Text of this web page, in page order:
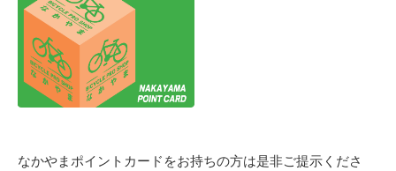
なかやまポイントカードをお持ちの方は是非ご提示くださ